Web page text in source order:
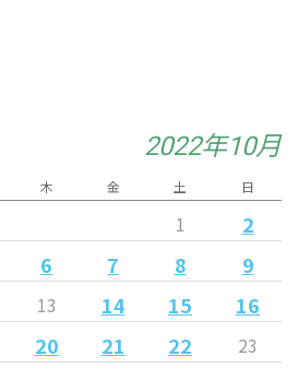
2022年10月
木 金 土 日
1 2
6 7 8
9
13 14 15 16
20 21 22
23